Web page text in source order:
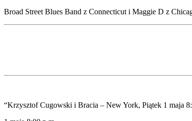
Broad Street Blues Band z Connecticut i Maggie D z
“Krzysztof Cugowski i Bracia – New York, Piątek 1 maja